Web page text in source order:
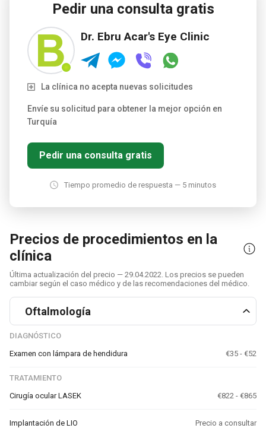
Pedir una consulta gratis
Dr. Ebru Acar's Eye Clinic
La clínica no acepta nuevas solicitudes
Envíe su solicitud para obtener la mejor opción en
Turquía
Pedir una consulta gratis
Tiempo promedio de respuesta — 5 minutos
Precios de procedimientos en la
clínica
Última actualización del precio — 29.04.2022. Los precios se pueden
cambiar según el caso médico y de las recomendaciones del médico.
Oftalmología
DIAGNÓSTICO
Examen con lámpara de hendidura
€35 - €52
TRATAMIENTO
Cirugía ocular LASEK
€822 - €865
Implantación de LIO Precio a consultar